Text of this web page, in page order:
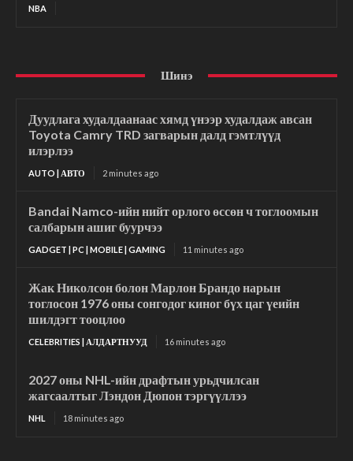
NBA
Шинэ
Дуудлага худалдаанаас хямд үнээр худалдаж авсан
Toyota Camry TRD загварын далд гэмтлүүд
илэрлээ
AUTO | АВТО 2 minutes ago
Bandai Namco-ийн нийт орлого өссөн ч тоглоомын
салбарын ашиг буурчээ
GADGET | PC | MOBILE | GAMING 11 minutes ago
Жак Николсон болон Марлон Брандо нарын
тоглосон 1976 оны сонгодог киног бүх цаг үеийн
шилдэгт тооцлоо
CELEBRITIES | АЛДАРТНУУД 16 minutes ago
2027 оны NHL-ийн драфтын урьдчилсан
жагсаалтыг Лэндон Дюпон тэргүүллээ
NHL 18 minutes ago